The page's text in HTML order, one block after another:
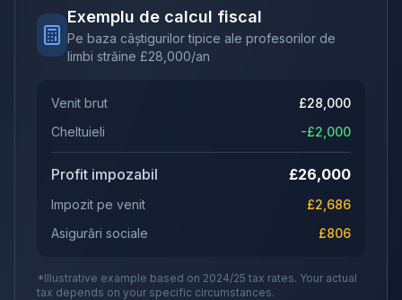
Exemplu de calcul fiscal
Pe baza câștigurilor tipice ale profesorilor de
limbi străine £28,000/an
Venit brut £28,000
Cheltuieli
-£2,000
Profit impozabil £26,000
Impozit pe venit £2,686
Asigurări sociale
£806
*Illustrative example based on 2024/25 tax rates. Your actual
tax depends on your specific circumstances.